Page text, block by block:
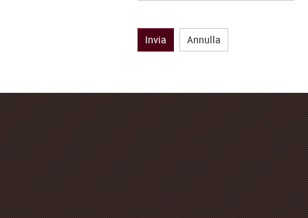
Invia Annulla